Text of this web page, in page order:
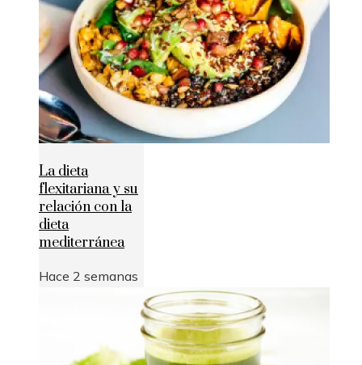
La dieta
flexitariana y su
relación con la
dieta
mediterránea
Hace 2 semanas